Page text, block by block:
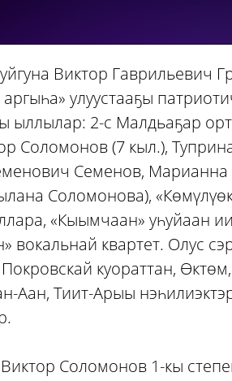
Виктор Гаврильевич
улуустааҕы
ыллылар: 2-с Малдьаҕар
Соломонов (7 кыл.),
Семенов, Марианна
Соломонова),
«Кыымчаан» уһуйаан
вокальнай квартет. Олус
куораттан,
Аан, Тиит-Арыы
Соломонов 1-кы